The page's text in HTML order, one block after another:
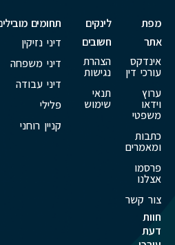
מפת
אתר
אינדקס
עורכי דין
ערוץ
וידאו
משפטי
כתבות
ומאמרים
פרסמו
אצלנו
צור קשר
חוות
דעת
לינקים
חשובים
הצהרת
נגישות
תנאי
שימוש
תחומים מובילים
דיני נזיקין
דיני משפחה
דיני עבודה
פלילי
קניין רוחני